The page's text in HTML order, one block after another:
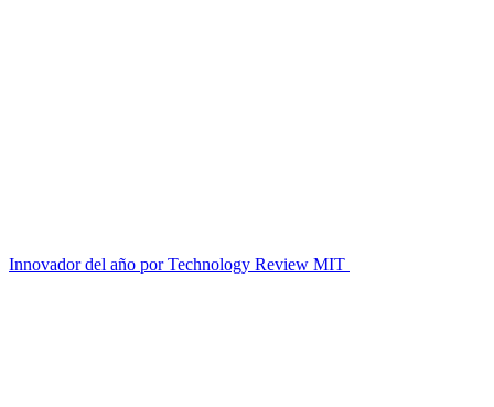
Innovador del año por Technology Review MIT